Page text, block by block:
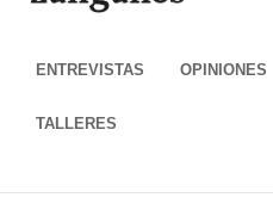
ENTREVISTAS OPINIONES
TALLERES